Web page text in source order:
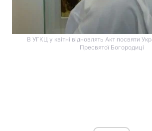
В УГКЦ у квітні відновлять Акт посвяти
Пресвятої Богородиці